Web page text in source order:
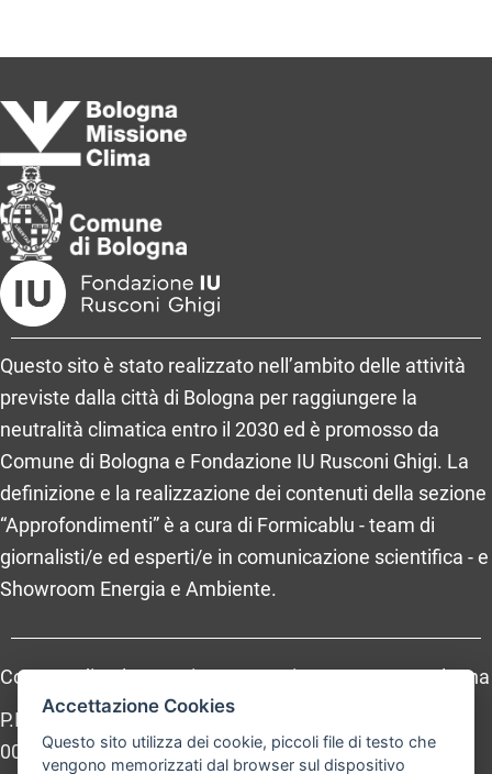
Questo sito è stato realizzato nell’ambito delle attività
previste dalla città di Bologna per raggiungere la
neutralità climatica entro il 2030 ed è promosso da
Comune di Bologna e Fondazione IU Rusconi Ghigi. La
definizione e la realizzazione dei contenuti della sezione
“Approfondimenti” è a cura di Formicablu - team di
giornalisti/e ed esperti/e in comunicazione scientifica - e
Showroom Energia e Ambiente.
Comune di Bologna, Piazza Maggiore, 6 - 40124 Bologna
P.Iva: 01232710374 - Cod. IBAN: IT 88 R 02008 02435
000020067156
Accettazione Cookies
Questo sito utilizza dei cookie, piccoli file di testo che
vengono memorizzati dal browser sul dispositivo